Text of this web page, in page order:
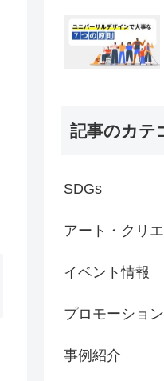
記事のカテ
SDGs
アート・クリ
イベント情報
プロモーション
事例紹介